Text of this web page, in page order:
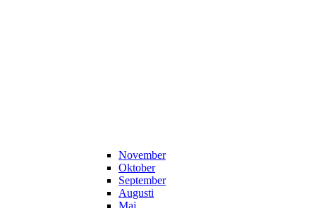
November
Oktober
September
Augusti
Maj